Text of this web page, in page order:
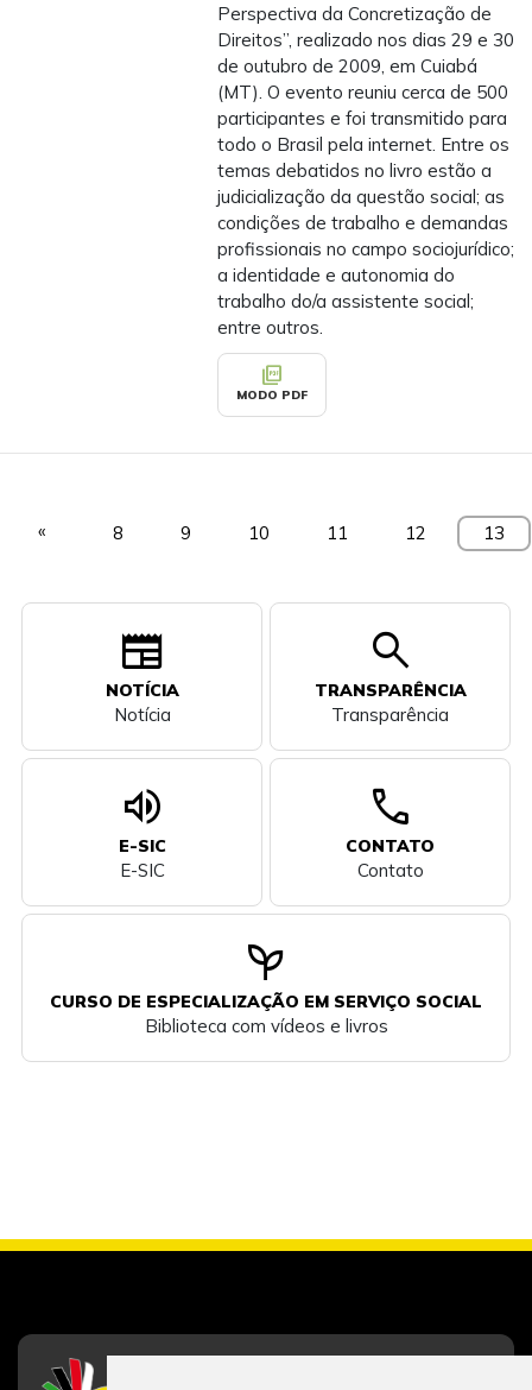
Perspectiva da Concretização de
Direitos”, realizado nos dias 29 e 30
de outubro de 2009, em Cuiabá
(MT). O evento reuniu cerca de 500
participantes e foi transmitido para
todo o Brasil pela internet. Entre os
temas debatidos no livro estão a
judicialização da questão social; as
condições de trabalho e demandas
profissionais no campo sociojurídico;
a identidade e autonomia do
trabalho do/a assistente social;
entre outros.
picture_as_pdf
MODO PDF
« 8 9 10 11 12 13
newspaper
NOTÍCIA
Notícia
search
TRANSPARÊNCIA
Transparência
volume_up
E-SIC
E-SIC
call
CONTATO
Contato
psychiatry
CURSO DE ESPECIALIZAÇÃO EM SERVIÇO SOCIAL
Biblioteca com vídeos e livros